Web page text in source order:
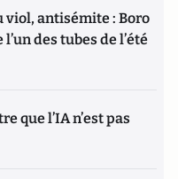
antisémite : Boro
des tubes de l’été
que l’IA n’est pas